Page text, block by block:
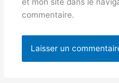
commentaire.